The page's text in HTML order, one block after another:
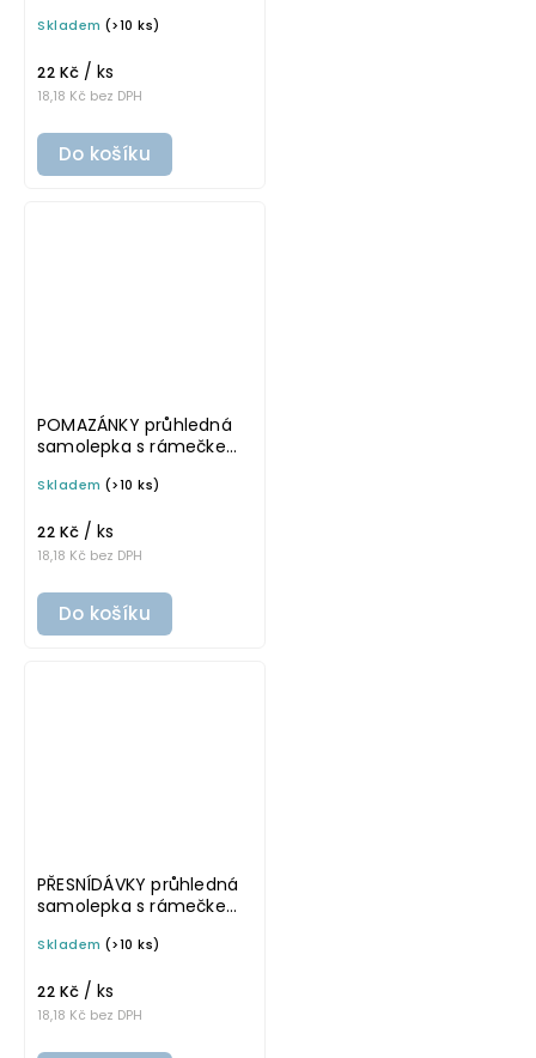
4 cm na boxy, šuplíky a
Skladem (>10 ks)
18,18 Kč bez DPH
22 Kč / ks
Do košíku
POMAZÁNKY průhledná
samolepka s rámečkem,
4 cm na boxy, šuplíky a
Skladem (>10 ks)
18,18 Kč bez DPH
22 Kč / ks
Do košíku
PŘESNÍDÁVKY průhledná
samolepka s rámečkem,
4 cm na boxy, šuplíky a
Skladem (>10 ks)
18,18 Kč bez DPH
22 Kč / ks